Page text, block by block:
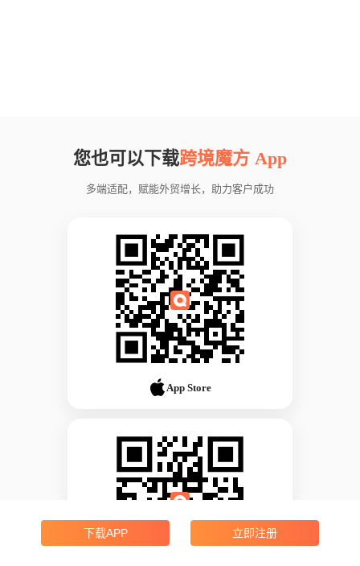
您也可以下载跨境魔方 App
多端适配，赋能外贸增长，助力客户成功
App Store
下载APP 立即注册